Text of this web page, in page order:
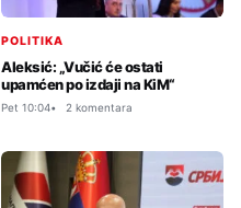
POLITIKA
Aleksić: „Vučić će ostati
upamćen po izdaji na KiM“
Pet 10:04 2 komentara